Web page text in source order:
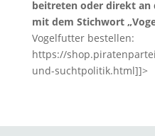
beitreten oder direkt an
mit dem Stichwort
Vogelfutter bestellen:
https://
und-suchtpolitik.html]]>